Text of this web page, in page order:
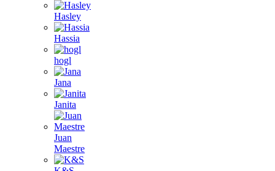
Hasley
Hassia
hogl
Jana
Janita
Juan
Maestre